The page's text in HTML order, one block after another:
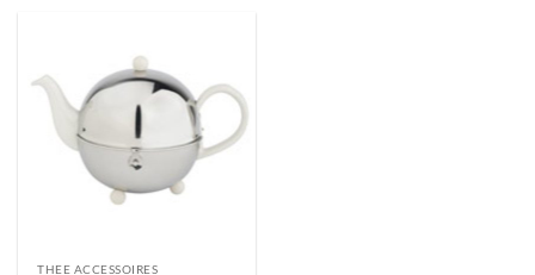
THEE ACCESSOIRES